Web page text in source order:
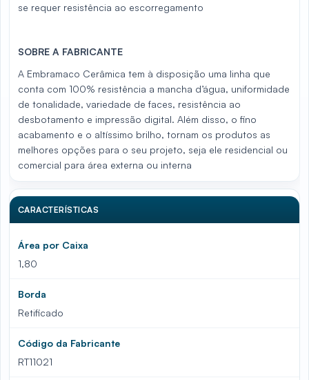
se requer resistência ao escorregamento
SOBRE A FABRICANTE
A Embramaco Cerâmica tem à disposição uma linha que
conta com 100% resistência a mancha d’água, uniformidade
de tonalidade, variedade de faces, resistência ao
desbotamento e impressão digital. Além disso, o fino
acabamento e o altíssimo brilho, tornam os produtos as
melhores opções para o seu projeto, seja ele residencial ou
comercial para área externa ou interna
CARACTERÍSTICAS
Área por Caixa
1,80
Borda
Retificado
Código da Fabricante
RT11021